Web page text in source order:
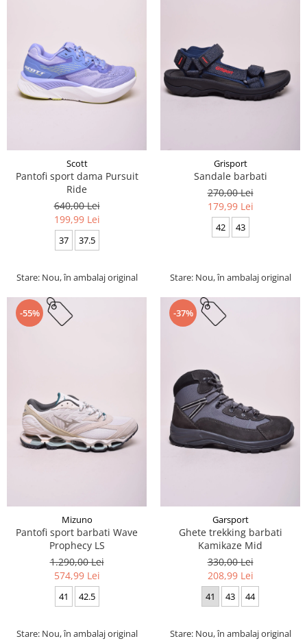
Scott
Pantofi sport dama Pursuit
Ride
640,00 Lei
199,99 Lei
37 37.5
Stare: Nou, în ambalaj original
Grisport
Sandale barbati
270,00 Lei
179,99 Lei
42 43
Stare: Nou, în ambalaj original
-55%
Mizuno
Pantofi sport barbati Wave
Prophecy LS
1.290,00 Lei
574,99 Lei
41 42.5
Stare: Nou, în ambalaj original
-37%
Garsport
Ghete trekking barbati
Kamikaze Mid
330,00 Lei
208,99 Lei
41 43 44
Stare: Nou, în ambalaj original